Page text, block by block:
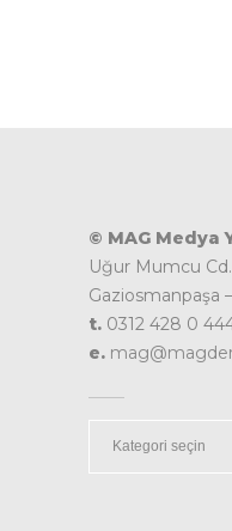
© MAG Medya
Uğur Mumcu
Gaziosmanpaşa
t. 0312 428 0
e.